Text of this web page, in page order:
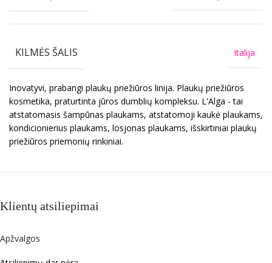
KILMĖS ŠALIS Italija
Inovatyvi, prabangi plaukų priežiūros linija. Plaukų priežiūros
kosmetika, praturtinta jūros dumblių kompleksu. L'Alga - tai
atstatomasis šampūnas plaukams, atstatomoji kaukė plaukams,
kondicionierius plaukams, losjonas plaukams, išskirtiniai plaukų
priežiūros priemonių rinkiniai.
Klientų atsiliepimai
Apžvalgos